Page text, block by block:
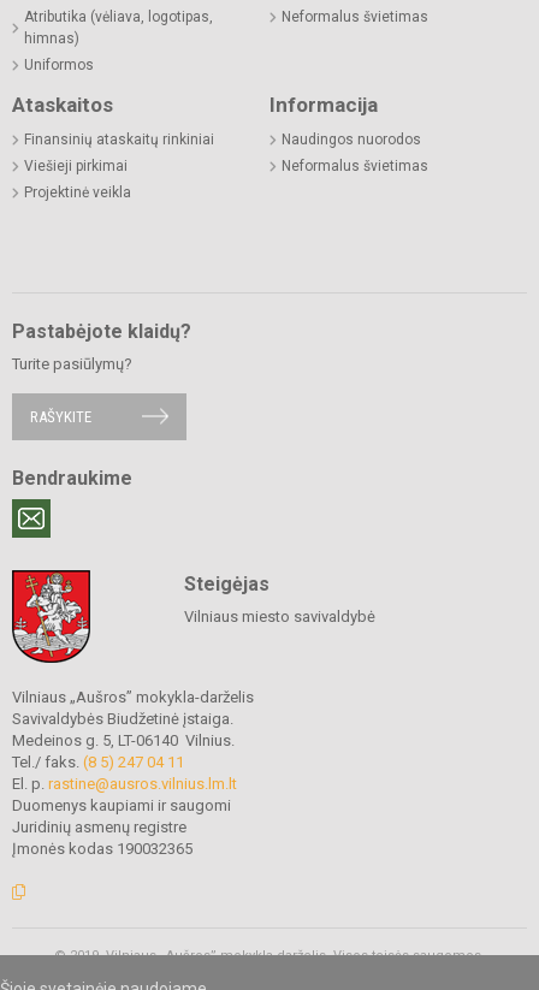
Atributika (vėliava, logotipas,
himnas)
Uniformos
Neformalus švietimas
Ataskaitos
Finansinių ataskaitų rinkiniai
Viešieji pirkimai
Projektinė veikla
Informacija
Naudingos nuorodos
Neformalus švietimas
Pastabėjote klaidų?
Turite pasiūlymų?
RAŠYKITE
Bendraukime
Steigėjas
Vilniaus miesto savivaldybė
Vilniaus „Aušros” mokykla-darželis
Savivaldybės Biudžetinė įstaiga.
Medeinos g. 5, LT-06140 Vilnius.
Tel./ faks. (8 5) 247 04 11
El. p. rastine@ausros.vilnius.lm.lt
Duomenys kaupiami ir saugomi
Juridinių asmenų registre
Įmonės kodas 190032365
© 2019. Vilniaus „Aušros” mokykla-darželis. Visos teisės saugomos.